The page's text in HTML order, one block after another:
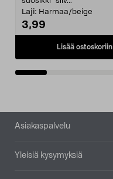
Laji: Harmaa/beige
3,99
Lisää ostoskoriin
Alatunniste
Asiakaspalvelu
Yleisiä kysymyksiä